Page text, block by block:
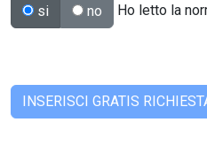
si no Ho letto la